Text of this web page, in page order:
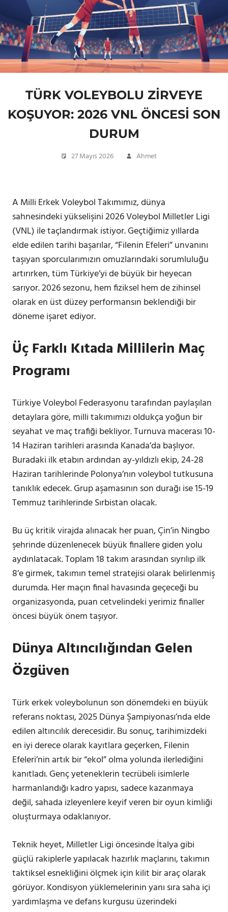
TÜRK VOLEYBOLU ZIRVEYE
KOŞUYOR: 2026 VNL ÖNCESI SON
DURUM
27 Mayıs 2026 Ahmet
A Milli Erkek Voleybol Takımımız, dünya
sahnesindeki yükselişini 2026 Voleybol Milletler Ligi
(VNL) ile taçlandırmak istiyor. Geçtiğimiz yıllarda
elde edilen tarihi başarılar, “Filenin Efeleri” unvanını
taşıyan sporcularımızın omuzlarındaki sorumluluğu
artırırken, tüm Türkiye’yi de büyük bir heyecan
sarıyor. 2026 sezonu, hem fiziksel hem de zihinsel
olarak en üst düzey performansın beklendiği bir
döneme işaret ediyor.
Üç Farklı Kıtada Millilerin Maç
Programı
Türkiye Voleybol Federasyonu tarafından paylaşılan
detaylara göre, milli takımımızı oldukça yoğun bir
seyahat ve maç trafiği bekliyor. Turnuva macerası 10-
14 Haziran tarihleri arasında Kanada’da başlıyor.
Buradaki ilk etabın ardından ay-yıldızlı ekip, 24-28
Haziran tarihlerinde Polonya’nın voleybol tutkusuna
tanıklık edecek. Grup aşamasının son durağı ise 15-19
Temmuz tarihlerinde Sırbistan olacak.
Bu üç kritik virajda alınacak her puan, Çin’in Ningbo
şehrinde düzenlenecek büyük finallere giden yolu
aydınlatacak. Toplam 18 takım arasından sıyrılıp ilk
8’e girmek, takımın temel stratejisi olarak belirlenmiş
durumda. Her maçın final havasında geçeceği bu
organizasyonda, puan cetvelindeki yerimiz finaller
öncesi büyük önem taşıyor.
Dünya Altıncılığından Gelen
Özgüven
Türk erkek voleybolunun son dönemdeki en büyük
referans noktası, 2025 Dünya Şampiyonası’nda elde
edilen altıncılık derecesidir. Bu sonuç, tarihimizdeki
en iyi derece olarak kayıtlara geçerken, Filenin
Efeleri’nin artık bir “ekol” olma yolunda ilerlediğini
kanıtladı. Genç yeteneklerin tecrübeli isimlerle
harmanlandığı kadro yapısı, sadece kazanmaya
değil, sahada izleyenlere keyif veren bir oyun kimliği
oluşturmaya odaklanıyor.
Teknik heyet, Milletler Ligi öncesinde İtalya gibi
güçlü rakiplerle yapılacak hazırlık maçlarını, takımın
taktiksel esnekliğini ölçmek için kilit bir araç olarak
görüyor. Kondisyon yüklemelerinin yanı sıra saha içi
yardımlaşma ve defans kurgusu üzerindeki